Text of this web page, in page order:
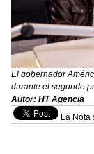
El gobernador
durante el segundo
Autor: HT Agencia
La Nota